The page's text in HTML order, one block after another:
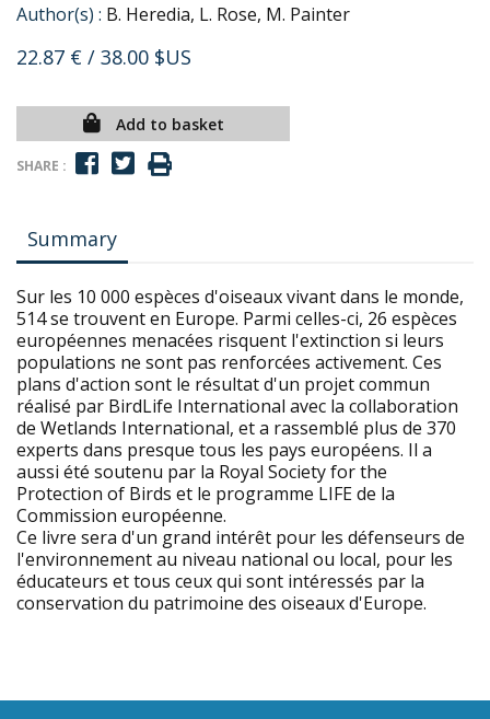
Author(s) : B. Heredia, L. Rose, M. Painter
22.87 € / 38.00 $US
Add to basket
SHARE :
Summary
Sur les 10 000 espèces d'oiseaux vivant dans le monde,
514 se trouvent en Europe. Parmi celles-ci, 26 espèces
européennes menacées risquent l'extinction si leurs
populations ne sont pas renforcées activement. Ces
plans d'action sont le résultat d'un projet commun
réalisé par BirdLife International avec la collaboration
de Wetlands International, et a rassemblé plus de 370
experts dans presque tous les pays européens. Il a
aussi été soutenu par la Royal Society for the
Protection of Birds et le programme LIFE de la
Commission européenne.
Ce livre sera d'un grand intérêt pour les défenseurs de
l'environnement au niveau national ou local, pour les
éducateurs et tous ceux qui sont intéressés par la
conservation du patrimoine des oiseaux d'Europe.